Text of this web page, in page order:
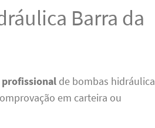
Barra da
de bombas hidráulica
em carteira ou